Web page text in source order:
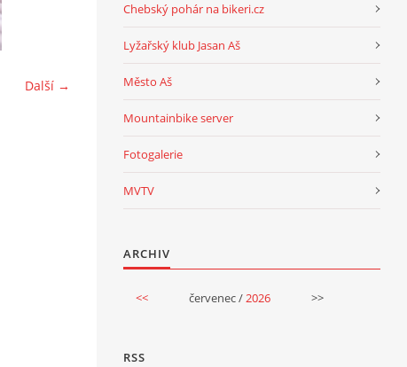
Další →
Chebský pohár na bikeri.cz
Lyžařský klub Jasan Aš
Město Aš
Mountainbike server
Fotogalerie
MVTV
ARCHIV
<< červenec /2026 >>
RSS